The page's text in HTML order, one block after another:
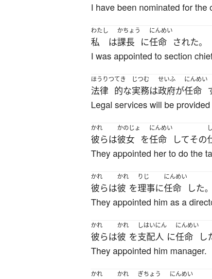
I have been nominated for the
わたし
私 は
かちょう
課長 に
にんめい
任命 された。
I was appointed to section
ほうりつ
法律
てき
的な
じつむ
実務は
せいふ
政府が
にんめい
任命
Legal services will be
かれ
彼らは
かのじょ
彼女 を
にんめい
任命 してその
They appointed her to do the
かれ
彼らは
かれ
彼 を
りじ
理事に
にんめい
任命 した。
They appointed him as a
かれ
彼らは
かれ
彼 を
しはいにん
支配人 に
にんめい
任命 し
They appointed him manager.
かれ
かれ ぎちょう にんめい